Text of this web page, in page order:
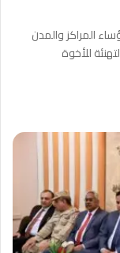
المراكز والمدن
للأخوة